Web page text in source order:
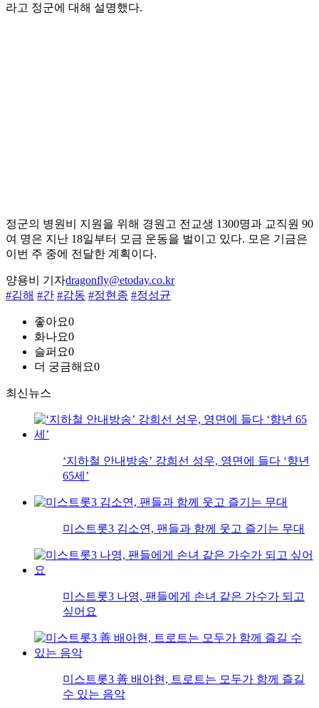
라고 정군에 대해 설명했다.
정군의 병원비 지원을 위해 경원고 전교생 1300명과 교직원 90
여 명은 지난 18일부터 모금 운동을 벌이고 있다. 모은 기금은
이번 주 중에 전달한 계획이다.
양용비 기자dragonfly@etoday.co.kr
#김해 #간 #감동 #정현종 #정성균
좋아요0
화나요0
슬퍼요0
더 궁금해요0
최신뉴스
‘지하철 안내방송’ 강희선 성우, 영면에 들다 ‘향년
65세’
미스트롯3 김소연, 팬들과 함께 웃고 즐기는 무대
미스트롯3 나영, 팬들에게 손녀 같은 가수가 되고
싶어요
미스트롯3 善 배아현, 트로트는 모두가 함께 즐길
수 있는 음악